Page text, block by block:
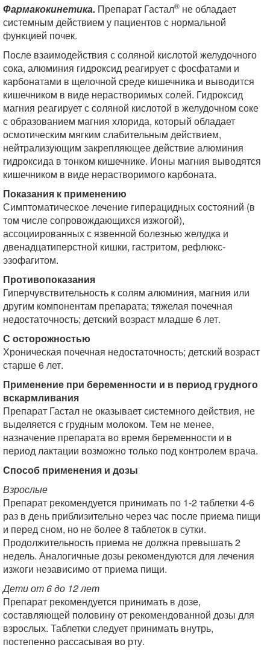
Фармакокинетика. Препарат Гастал® не обладает
системным действием у пациентов с нормальной
функцией почек.
После взаимодействия с соляной кислотой желудочного
сока, алюминия гидроксид реагирует с фосфатами и
карбонатами в щелочной среде кишечника и выводится
кишечником в виде нерастворимых солей. Гидроксид
магния реагирует с соляной кислотой в желудочном соке
с образованием магния хлорида, который обладает
осмотическим мягким слабительным действием,
нейтрализующим закрепляющее действие алюминия
гидроксида в тонком кишечнике. Ионы магния выводятся
кишечником в виде нерастворимого карбоната.
Показания к применению
Симптоматическое лечение гиперацидных состояний (в
том числе сопровождающихся изжогой),
ассоциированных с язвенной болезнью желудка и
двенадцатиперстной кишки, гастритом, рефлюкс-
эзофагитом.
Противопоказания
Гиперчувствительность к солям алюминия, магния или
другим компонентам препарата; тяжелая почечная
недостаточность; детский возраст младше 6 лет.
С осторожностью
Хроническая почечная недостаточность; детский возраст
старше 6 лет.
Применение при беременности и в период грудного
вскармливания
Препарат Гастал не оказывает системного действия, не
выделяется с грудным молоком. Тем не менее,
назначение препарата во время беременности и в
период лактации возможно только под контролем врача.
Способ применения и дозы
Взрослые
Препарат рекомендуется принимать по 1-2 таблетки 4-6
раз в день приблизительно через час после приема пищи
и перед сном, но не более 8 таблеток в сутки.
Продолжительность приема не должна превышать 2
недель. Аналогичные дозы рекомендуются для лечения
изжоги независимо от приема пищи.
Дети от 6 до 12 лет
Препарат рекомендуется принимать в дозе,
составляющей половину от рекомендованной дозы для
взрослых. Таблетки следует принимать внутрь,
постепенно рассасывая во рту.